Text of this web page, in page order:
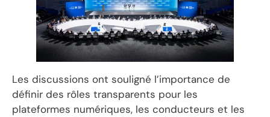
Les discussions ont souligné l’importance de
définir des rôles transparents pour les
plateformes numériques, les conducteurs et les